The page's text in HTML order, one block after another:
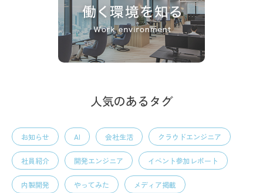
人気のあるタグ
お知らせ AI 会社生活 クラウドエンジニア
社員紹介 開発エンジニア イベント参加レポート
内製開発 やってみた メディア掲載